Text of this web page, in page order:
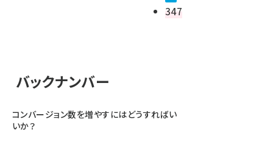
347
バックナンバー
コンバージョン数を増やすにはどうすればい
いか？